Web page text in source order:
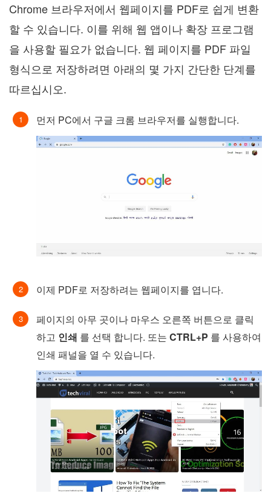
Chrome 브라우저에서 웹페이지를 PDF로 쉽게 변환
할 수 있습니다. 이를 위해 웹 앱이나 확장 프로그램
을 사용할 필요가 없습니다. 웹 페이지를 PDF 파일
형식으로 저장하려면 아래의 몇 가지 간단한 단계를
따르십시오.
먼저 PC에서 구글 크롬 브라우저를 실행합니다.
이제 PDF로 저장하려는 웹페이지를 엽니다.
페이지의 아무 곳이나 마우스 오른쪽 버튼으로 클릭
하고 인쇄 를 선택 합니다. 또는 CTRL+P 를 사용하여
인쇄 패널을 열 수 있습니다.